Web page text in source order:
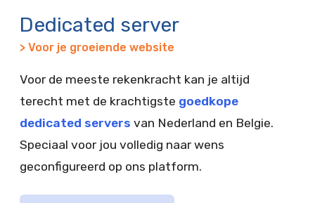
Dedicated server
> Voor je groeiende website
Voor de meeste rekenkracht kan je altijd
terecht met de krachtigste goedkope
dedicated servers van Nederland en Belgie.
Speciaal voor jou volledig naar wens
geconfigureerd op ons platform.